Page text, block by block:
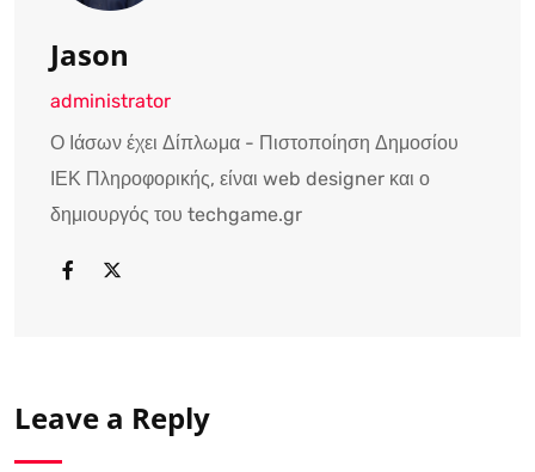
Jason
administrator
Ο Ιάσων έχει Δίπλωμα - Πιστοποίηση Δημοσίου
ΙΕΚ Πληροφορικής, είναι web designer και ο
δημιουργός του techgame.gr
Leave a Reply